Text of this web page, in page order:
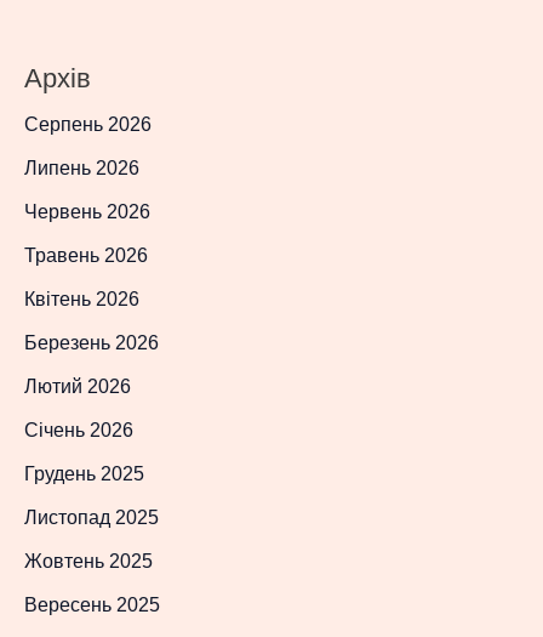
Архів
Серпень 2026
Липень 2026
Червень 2026
Травень 2026
Квітень 2026
Березень 2026
Лютий 2026
Січень 2026
Грудень 2025
Листопад 2025
Жовтень 2025
Вересень 2025